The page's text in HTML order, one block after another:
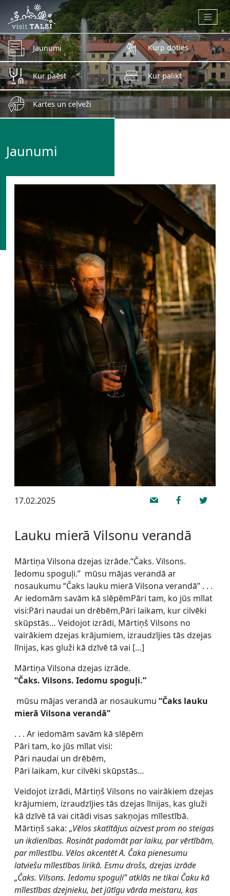
Skip to main content
Jaunumi Kurp doties
Kur paēst Kur palikt
Kartes un ceļveži
Jaunumi
17.02.2025
Lauku mierā Vilsonu verandā
Mārtiņa Vilsona dzejas izrāde.“Čaks. Vilsons.
Iedomu spoguļi.” mūsu mājas verandā ar
nosaukumu “Čaks lauku mierā Vilsona verandā” . . .
Ar iedomām savām kā slēpēmPāri tam, ko jūs mīlat
visi:Pāri naudai un drēbēm,Pāri laikam, kur cilvēki
skūpstās… Veidojot izrādi, Mārtiņš Vilsons no
vairākiem dzejas krājumiem, izraudzījies tās dzejas
līnijas, kas gluži kā dzīvē tā vai […]
Mārtiņa Vilsona dzejas izrāde.
“Čaks. Vilsons. Iedomu spoguļi.”
mūsu mājas verandā ar nosaukumu “Čaks lauku
mierā Vilsona verandā”
. . . Ar iedomām savām kā slēpēm
Pāri tam, ko jūs mīlat visi:
Pāri naudai un drēbēm,
Pāri laikam, kur cilvēki skūpstās…
Veidojot izrādi, Mārtiņš Vilsons no vairākiem dzejas
krājumiem, izraudzījies tās dzejas līnijas, kas gluži
kā dzīvē tā vai citādi visas sakņojas mīlestībā.
Mārtiņš saka: „Vēlos skatītājus aizvest prom no steigas
un ikdienības. Rosināt padomāt par laiku, par vērtībām,
par mīlestību. Vēlos akcentēt A. Čaka pienesumu
latviešu mīlestības lirikā. Esmu drošs, dzejas izrāde
„Čaks. Vilsons. Iedomu spoguļi” atklās ne tikai Čaku kā
mīlestības dzejnieku, bet jūtīgu vārda meistaru, kas